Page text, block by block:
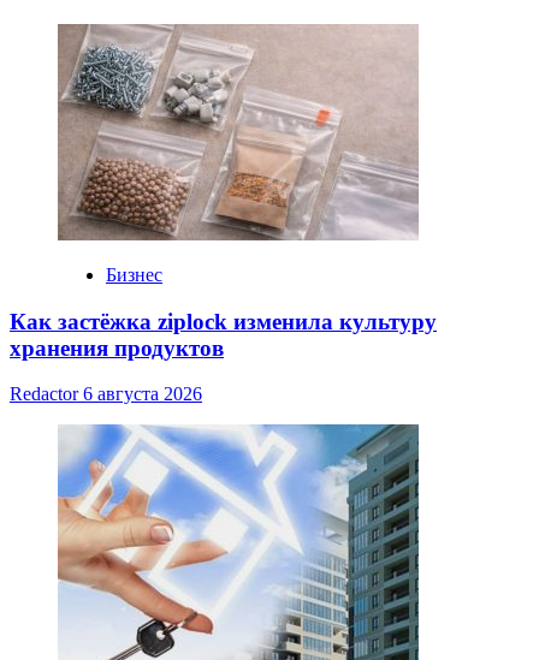
Бизнес
Как застёжка ziplock изменила культуру
хранения продуктов
Redactor6 августа 2026